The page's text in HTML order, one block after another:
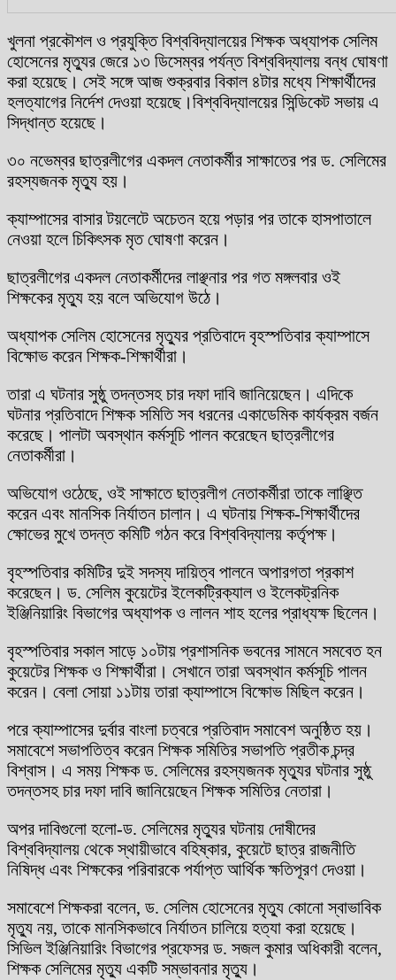
খুলনা প্রকৌশল ও প্রযুক্তি বিশ্ববিদ্যালয়ের শিক্ষক অধ্যাপক সেলিম
হোসেনের মৃত্যুর জেরে ১৩ ডিসেম্বর পর্যন্ত বিশ্ববিদ্যালয় বন্ধ ঘোষণা
করা হয়েছে। সেই সঙ্গে আজ শুক্রবার বিকাল ৪টার মধ্যে শিক্ষার্থীদের
হলত্যাগের নির্দেশ দেওয়া হয়েছে।বিশ্ববিদ্যালয়ের সিন্ডিকেট সভায় এ
সিদ্ধান্ত হয়েছে।
৩০ নভেম্বর ছাত্রলীগের একদল নেতাকর্মীর সাক্ষাতের পর ড. সেলিমের
রহস্যজনক মৃত্যু হয়।
ক্যাম্পাসের বাসার টয়লেটে অচেতন হয়ে পড়ার পর তাকে হাসপাতালে
নেওয়া হলে চিকিৎসক মৃত ঘোষণা করেন।
ছাত্রলীগের একদল নেতাকর্মীদের লাঞ্ছনার পর গত মঙ্গলবার ওই
শিক্ষকের মৃত্যু হয় বলে অভিযোগ উঠে।
অধ্যাপক সেলিম হোসেনের মৃত্যুর প্রতিবাদে বৃহস্পতিবার ক্যাম্পাসে
বিক্ষোভ করেন শিক্ষক-শিক্ষার্থীরা।
তারা এ ঘটনার সুষ্ঠু তদন্তসহ চার দফা দাবি জানিয়েছেন। এদিকে
ঘটনার প্রতিবাদে শিক্ষক সমিতি সব ধরনের একাডেমিক কার্যক্রম বর্জন
করেছে। পালটা অবস্থান কর্মসূচি পালন করেছেন ছাত্রলীগের
নেতাকর্মীরা।
অভিযোগ ওঠেছে, ওই সাক্ষাতে ছাত্রলীগ নেতাকর্মীরা তাকে লাঞ্ছিত
করেন এবং মানসিক নির্যাতন চালান। এ ঘটনায় শিক্ষক-শিক্ষার্থীদের
ক্ষোভের মুখে তদন্ত কমিটি গঠন করে বিশ্ববিদ্যালয় কর্তৃপক্ষ।
বৃহস্পতিবার কমিটির দুই সদস্য দায়িত্ব পালনে অপারগতা প্রকাশ
করেছেন। ড. সেলিম কুয়েটের ইলেকট্রিক্যাল ও ইলেকট্রনিক
ইঞ্জিনিয়ারিং বিভাগের অধ্যাপক ও লালন শাহ হলের প্রাধ্যক্ষ ছিলেন।
বৃহস্পতিবার সকাল সাড়ে ১০টায় প্রশাসনিক ভবনের সামনে সমবেত হন
কুয়েটের শিক্ষক ও শিক্ষার্থীরা। সেখানে তারা অবস্থান কর্মসূচি পালন
করেন। বেলা সোয়া ১১টায় তারা ক্যাম্পাসে বিক্ষোভ মিছিল করেন।
পরে ক্যাম্পাসের দুর্বার বাংলা চত্বরে প্রতিবাদ সমাবেশ অনুষ্ঠিত হয়।
সমাবেশে সভাপতিত্ব করেন শিক্ষক সমিতির সভাপতি প্রতীক চন্দ্র
বিশ্বাস। এ সময় শিক্ষক ড. সেলিমের রহস্যজনক মৃত্যুর ঘটনার সুষ্ঠু
তদন্তসহ চার দফা দাবি জানিয়েছেন শিক্ষক সমিতির নেতারা।
অপর দাবিগুলো হলো-ড. সেলিমের মৃত্যুর ঘটনায় দোষীদের
বিশ্ববিদ্যালয় থেকে স্থায়ীভাবে বহিষ্কার, কুয়েটে ছাত্র রাজনীতি
নিষিদ্ধ এবং শিক্ষকের পরিবারকে পর্যাপ্ত আর্থিক ক্ষতিপূরণ দেওয়া।
সমাবেশে শিক্ষকরা বলেন, ড. সেলিম হোসেনের মৃত্যু কোনো স্বাভাবিক
মৃত্যু নয়, তাকে মানসিকভাবে নির্যাতন চালিয়ে হত্যা করা হয়েছে।
সিভিল ইঞ্জিনিয়ারিং বিভাগের প্রফেসর ড. সজল কুমার অধিকারী বলেন,
শিক্ষক সেলিমের মৃত্যু একটি সম্ভাবনার মৃত্যু।